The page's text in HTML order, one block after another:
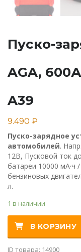
Пуско-
AGA,
A39
9.490 ₽
Пуско-зарядное
автомобилей.
12В, Пусковой ток
батареи 10000 мА·ч
бензиновых
л.
1 в наличии
В КОРЗИНУ
ID товара: 14900